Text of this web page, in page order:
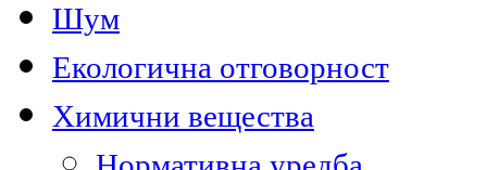
Шум
Екологична отговорност
Химични вещества